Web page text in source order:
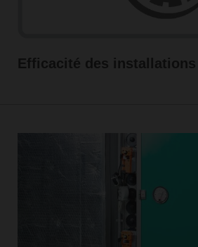
Efficacité des installations